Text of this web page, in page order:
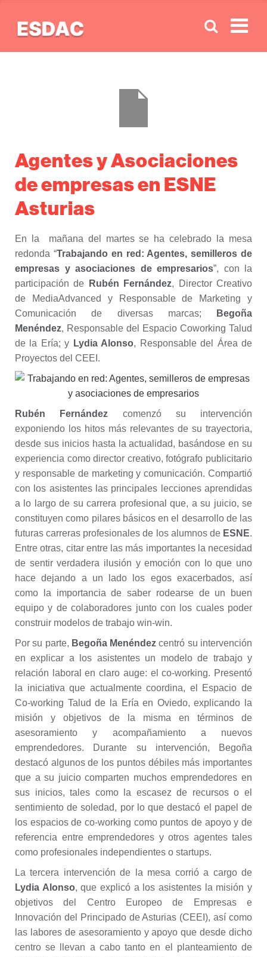
Agentes y Asociaciones
de empresas en ESNE
Asturias
En la mañana del martes se ha celebrado la mesa
redonda “Trabajando en red: Agentes, semilleros de
empresas y asociaciones de empresarios”, con la
participación de
Rubén Fernández, Director Creativo
de MediaAdvanced y Responsable de Marketing y
Comunicación de diversas marcas;
Begoña
Menéndez, Responsable del Espacio Coworking Talud
de la Ería; y Lydia Alonso, Responsable del Área de
Proyectos del CEEI.
Rubén Fernández comenzó su intervención
exponiendo los hitos más relevantes de su trayectoria,
desde sus inicios hasta la actualidad, basándose en su
experiencia como director creativo, fotógrafo publicitario
y responsable de marketing y comunicación. Compartió
con los asistentes las principales lecciones aprendidas
a lo largo de su carrera profesional que, a su juicio, se
constituyen como pilares básicos en el desarrollo de las
futuras carreras profesionales de los alumnos de ESNE.
Entre otras, citar entre las más importantes la necesidad
de sentir verdadera ilusión y emoción con lo que uno
hace dejando a un lado los egos exacerbados, así
como la importancia de saber rodearse de un buen
equipo y de colaboradores junto con los cuales poder
construir modelos de trabajo win-win.
Por su parte, Begoña Menéndez centró su intervención
en explicar a los asistentes un modelo de trabajo y
relación laboral en claro auge: el co-working. Presentó
la iniciativa que actualmente coordina, el Espacio de
Co-working Talud de la Ería en Oviedo, explicando la
misión y objetivos de la misma en términos de
asesoramiento y acompañamiento a nuevos
emprendedores. Durante su intervención, Begoña
destacó algunos de los puntos débiles más importantes
que a su juicio comparten muchos emprendedores en
sus inicios, tales como la escasez de recursos o el
sentimiento de soledad, por lo que destacó el papel de
los espacios de co-working como puntos de apoyo y de
referencia entre emprendedores y otros agentes tales
como profesionales independientes o startups.
La tercera intervención de la mesa corrió a cargo de
Lydia Alonso, que explicó a los asistentes la misión y
objetivos del Centro Europeo de Empresas e
Innovación del Principado de Asturias (CEEI), así como
las labores de asesoramiento y apoyo que desde dicho
centro se llevan a cabo tanto en el planteamiento de